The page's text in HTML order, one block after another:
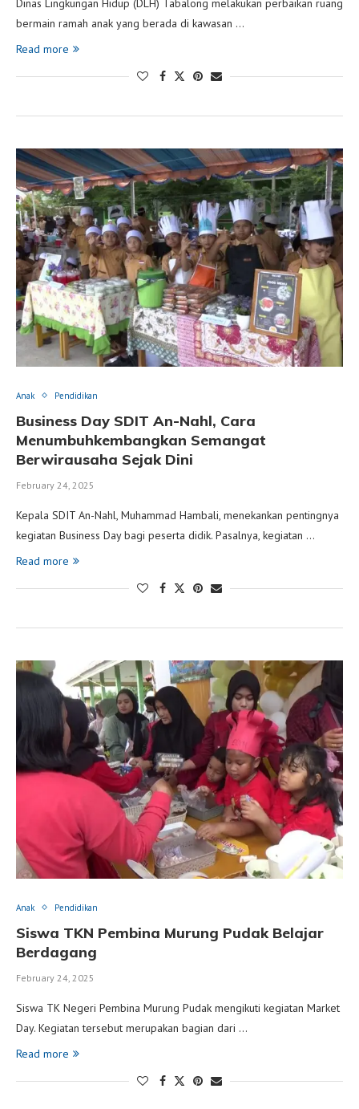
Dinas Lingkungan Hidup (DLH) Tabalong melakukan perbaikan ruang
bermain ramah anak yang berada di kawasan …
Read more
Anak Pendidikan
Business Day SDIT An-Nahl, Cara
Menumbuhkembangkan Semangat
Berwirausaha Sejak Dini
February 24, 2025
Kepala SDIT An-Nahl, Muhammad Hambali, menekankan pentingnya
kegiatan Business Day bagi peserta didik. Pasalnya, kegiatan …
Read more
Anak Pendidikan
Siswa TKN Pembina Murung Pudak Belajar
Berdagang
February 24, 2025
Siswa TK Negeri Pembina Murung Pudak mengikuti kegiatan Market
Day. Kegiatan tersebut merupakan bagian dari …
Read more